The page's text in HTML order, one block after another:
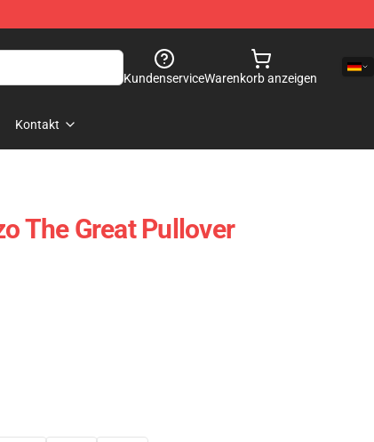
KundenserviceWarenkorb anzeigen
Kontakt
The Great Pullover